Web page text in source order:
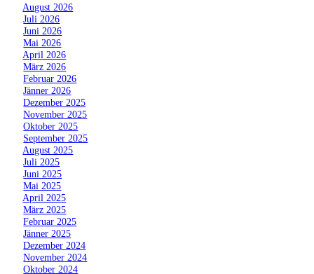
August 2026
»Juli 2026
»Juni 2026
»Mai 2026
April 2026
»März 2026
»Februar 2026
»Jänner 2026
»Dezember 2025
»November 2025
»Oktober 2025
September 2025
August 2025
»Juli 2025
»Juni 2025
»Mai 2025
April 2025
»März 2025
»Februar 2025
»Jänner 2025
»Dezember 2024
»November 2024
»Oktober 2024